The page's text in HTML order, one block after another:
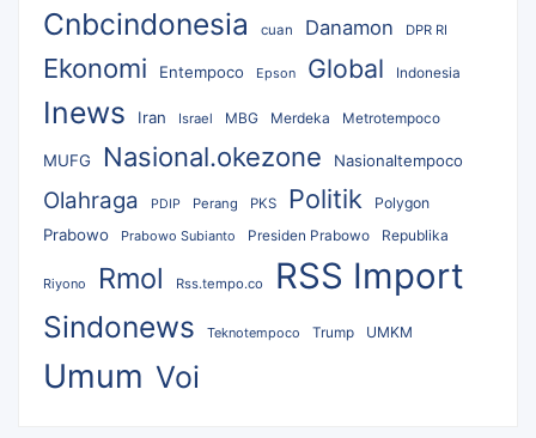
Cnbcindonesia cuan Danamon DPR RI
Ekonomi Entempoco Epson Global Indonesia
Inews Iran Israel MBG Merdeka Metrotempoco
MUFG Nasional.okezone Nasionaltempoco
Olahraga PDIP Perang PKS Politik Polygon
Prabowo Prabowo Subianto Presiden Prabowo Republika
Riyono Rmol Rss.tempo.co RSS Import
Sindonews Teknotempoco Trump UMKM
Umum Voi